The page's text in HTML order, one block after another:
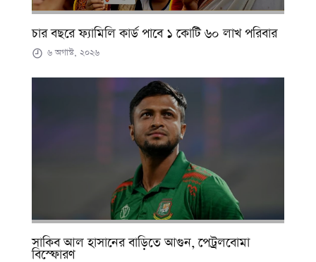
চার বছরে ফ্যামিলি কার্ড পাবে ১ কোটি ৬০ লাখ পরিবার
৬ অগাস্ট, ২০২৬
সাকিব আল হাসানের বাড়িতে আগুন, পেট্রলবোমা
বিস্ফোরণ